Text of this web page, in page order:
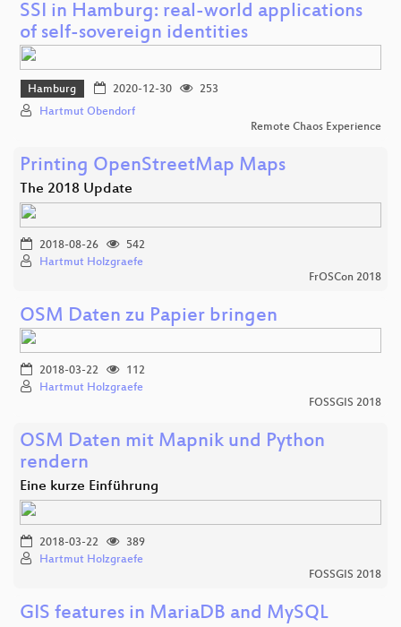
SSI in Hamburg: real-world applications
of self-sovereign identities
Hamburg 2020-12-30
253
Hartmut Obendorf
Remote Chaos Experience
Printing OpenStreetMap Maps
The 2018 Update
2018-08-26
542
Hartmut Holzgraefe
FrOSCon 2018
OSM Daten zu Papier bringen
2018-03-22
112
Hartmut Holzgraefe
FOSSGIS 2018
OSM Daten mit Mapnik und Python
rendern
Eine kurze Einführung
2018-03-22
389
Hartmut Holzgraefe
FOSSGIS 2018
GIS features in MariaDB and MySQL